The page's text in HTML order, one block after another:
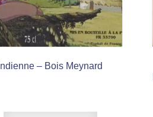
Indienne – Bois Meynard